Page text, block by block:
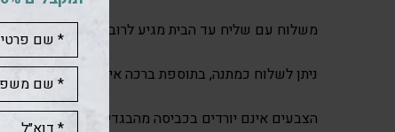
משלוח עם שליח עד הבית מגיע לרוב תוך 2-3 ימי עסקים. לפעמים אפילו תוך יום אחד.
ניתן לשלוח כמתנה, בתוספת ברכה אישית.
הצבעים אינם יורדים בכביסה מהבגדים ועל כן יש